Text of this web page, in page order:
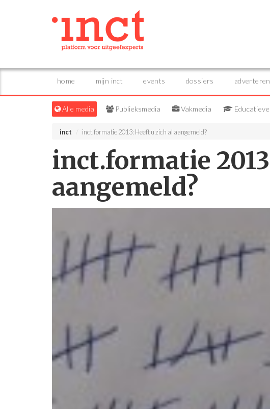
home mijn inct events dossiers adverteren
Alle media Publieksmedia Vakmedia
inct inct.formatie 2013: Heeft u zich al aangemeld?
inct.formatie
aangemeld?